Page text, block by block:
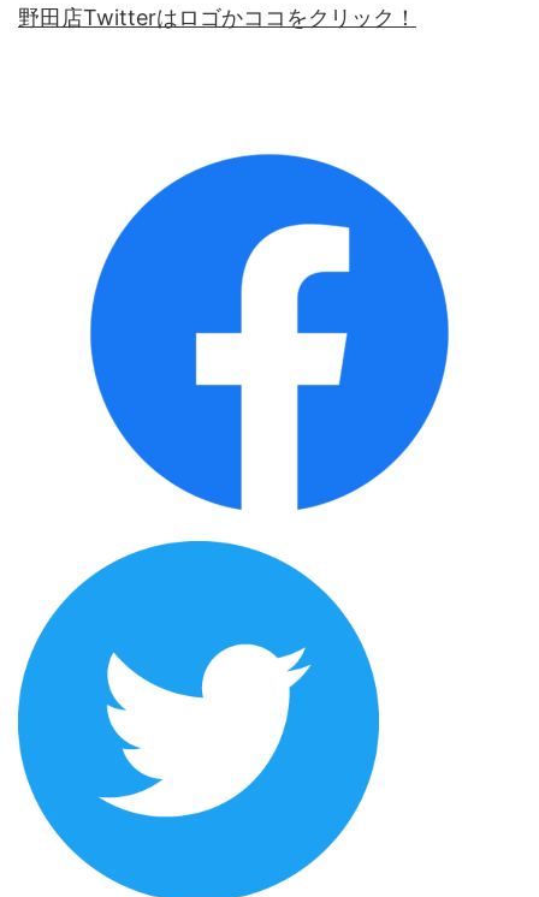
野田店Twitterはロゴかココをクリック！